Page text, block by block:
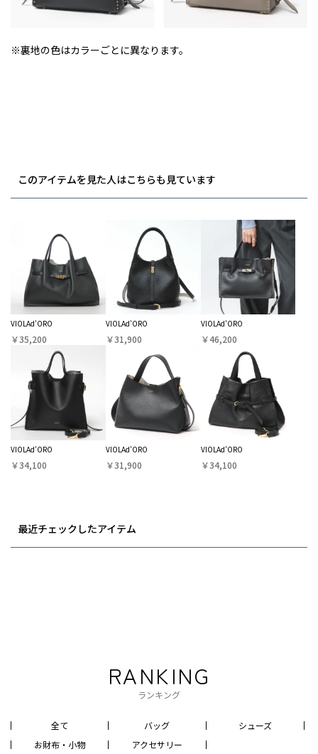
※裏地の色はカラーごとに異なります。
このアイテムを見た人はこちらも見ています
VIOLAd'ORO
￥35,200
VIOLAd'ORO
￥31,900
VIOLAd'ORO
￥46,200
VIOLAd'ORO
￥34,100
VIOLAd'ORO
￥31,900
VIOLAd'ORO
￥34,100
最近チェックしたアイテム
RANKING
ランキング
全て バッグ
シューズ
お財布・小物
アクセサリー